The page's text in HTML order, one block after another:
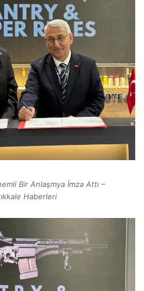
Bir Anlaşmya İmza Attı –
Haberleri